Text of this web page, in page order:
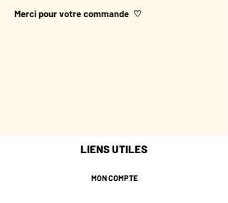
Merci pour votre commande ♡
LIENS UTILES
MON COMPTE